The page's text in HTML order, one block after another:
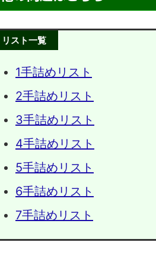
リスト一覧
1手詰めリスト
2手詰めリスト
3手詰めリスト
4手詰めリスト
5手詰めリスト
6手詰めリスト
7手詰めリスト